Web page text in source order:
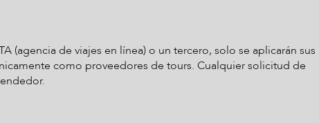
(agencia de viajes en línea) o un tercero, solo se aplicarán sus
como proveedores de tours. Cualquier solicitud de